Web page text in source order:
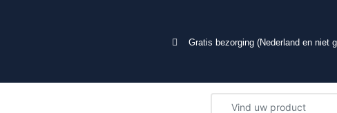
Gratis bezorging (Nederland en niet